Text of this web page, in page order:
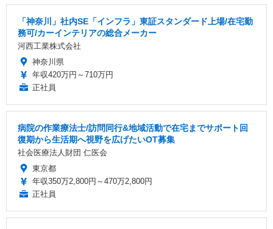
「神奈川」社内SE「インフラ」東証スタンダード上場/在宅勤
務可/カーインテリアの総合メーカー
河西工業株式会社
神奈川県
年収420万円～710万円
正社員
病院の作業療法士/訪問同行&地域活動で在宅までサポート回
復期から生活期へ視野を広げたいOT募集
社会医療法人財団 仁医会
東京都
年収350万2,800円～470万2,800円
正社員